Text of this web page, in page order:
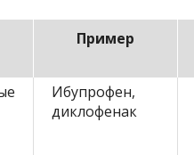
Пример
Ибупрофен,
диклофенак